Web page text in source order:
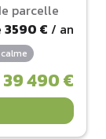
parcelle
3590 € / an
39 490 €